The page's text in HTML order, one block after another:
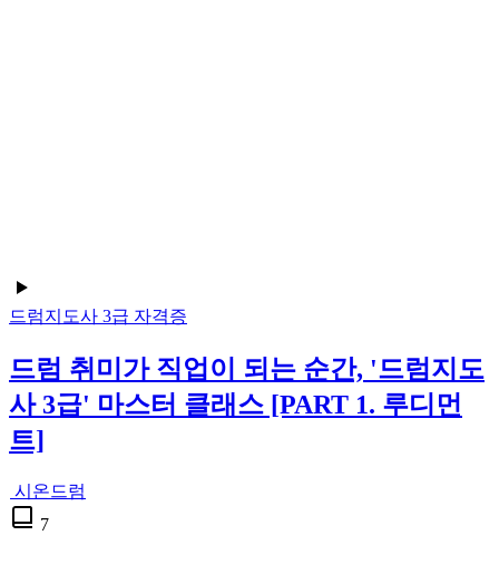
드럼지도사 3급 자격증
드럼 취미가 직업이 되는 순간, '드럼지도
사 3급' 마스터 클래스 [PART 1. 루디먼
트]
시온드럼
7